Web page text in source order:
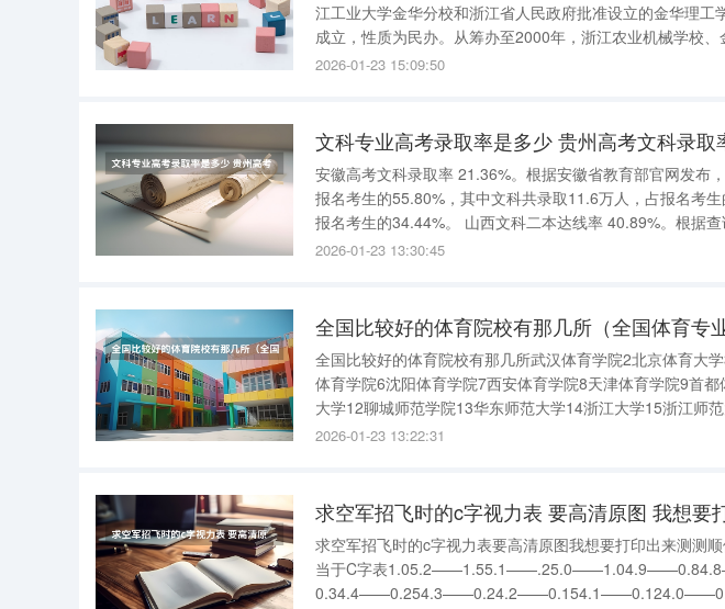
江工业大学金华分校和浙江省人民政府批准设立的金华理
成立，性质为民办。从筹办至2000年，浙江农业机械学校
金华师范学校、义乌师范学校、金华卫生学校等6所学校相
2026-01-23 15:09:50
文科专业高考录取率是多少 贵州高考文科录取
安徽高考文科录取率 21.36%。根据安徽省教育部官网发布
报名考生的55.80%，其中文科共录取11.6万人，占报名考
报名考生的34.44%。 山西文科二本达线率 40.89%。根据查询山西省教育厅官网可知，文科一本
线达线率为17.28%；二本达线率为40.89%。2023年山西高
2026-01-23 13:30:45
全国比较好的体育院校有那几所（全国体育专
全国比较好的体育院校有那几所武汉体育学院2北京体育大
体育学院6沈阳体育学院7西安体育学院8天津体育学院9首
大学12聊城师范学院13华东师范大学14浙江大学15浙江师
国矿业大学19苏州大学20北京师范大学21陕西师范大学22
2026-01-23 13:22:31
求空军招飞时的c字视力表要高清原图我想要打印出来测测
当于C字表
0.34.4——0.254.3——0.24.2——0.154.1——0.124.0——0.1 民航飞行员招收具体细则 民航